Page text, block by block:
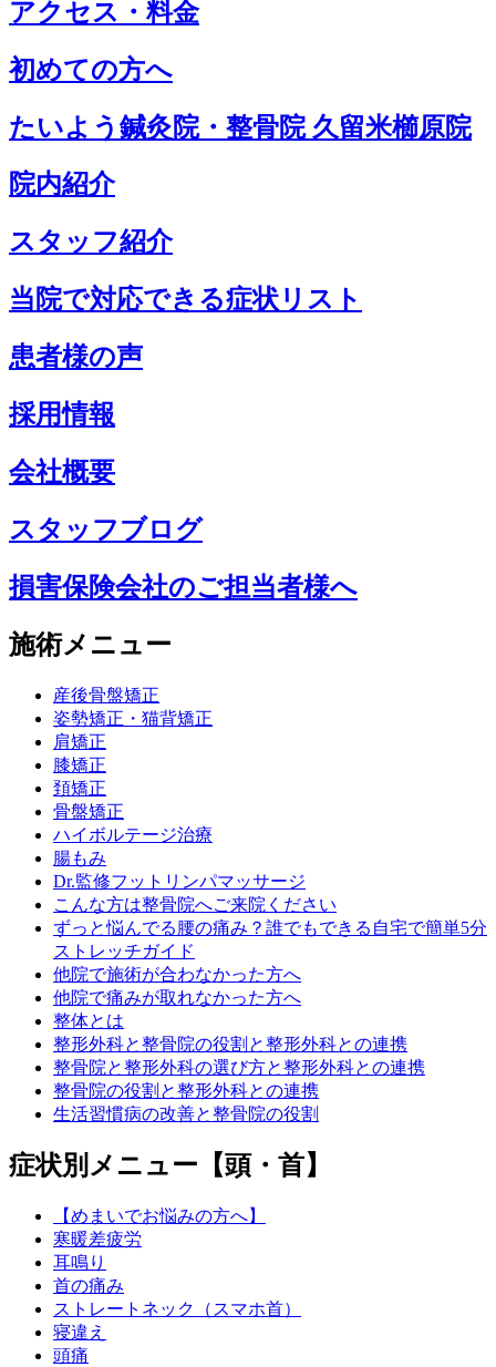
アクセス・料金
初めての方へ
たいよう鍼灸院・整骨院 久留米櫛原院
院内紹介
スタッフ紹介
当院で対応できる症状リスト
患者様の声
採用情報
会社概要
スタッフブログ
損害保険会社のご担当者様へ
施術メニュー
産後骨盤矯正
姿勢矯正・猫背矯正
肩矯正
膝矯正
頚矯正
骨盤矯正
ハイボルテージ治療
腸もみ
Dr.監修フットリンパマッサージ
こんな方は整骨院へご来院ください
ずっと悩んでる腰の痛み？誰でもできる自宅で簡単5分
ストレッチガイド
他院で施術が合わなかった方へ
他院で痛みが取れなかった方へ
整体とは
整形外科と整骨院の役割と整形外科との連携
整骨院と整形外科の選び方と整形外科との連携
整骨院の役割と整形外科との連携
生活習慣病の改善と整骨院の役割
症状別メニュー【頭・首】
【めまいでお悩みの方へ】
寒暖差疲労
耳鳴り
首の痛み
ストレートネック（スマホ首）
寝違え
頭痛